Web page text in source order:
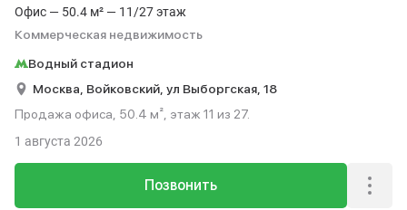
Офис — 50.4 м² — 11/27 этаж
Коммерческая недвижимость
Водный стадион
Москва, Войковский, ул Выборгская, 18
Продажа офиса, 50.4 м², этаж 11 из 27.
Позвонить
1 августа 2026